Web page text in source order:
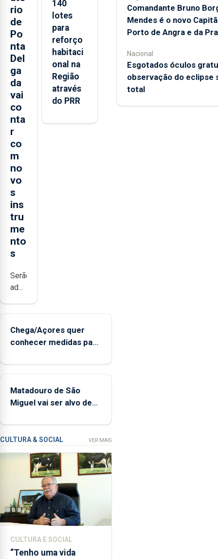
rio
de
Po
nta
Del
ga
da
vai
co
nta
r
co
m
no
vo
s
ins
tru
me
nto
s
Serão
adquiridos
instrumentos
uma
harpa,
permitindo
reforçar
condições
de
ensino
instituição
140
lotes
para
reforço
habitaci
onal na
Região
através
do PRR
Chega/Açores quer
conhecer medidas para
pública regional
Matadouro de São
Miguel vai ser alvo de
CULTURA & SOCIAL VER MAIS
CULTURA E SOCIAL
“Tenho uma vida
Comandante Bruno
Mendes é o novo
Porto de Angra e da
Nacional
Esgotados óculos
observação do eclipse
total